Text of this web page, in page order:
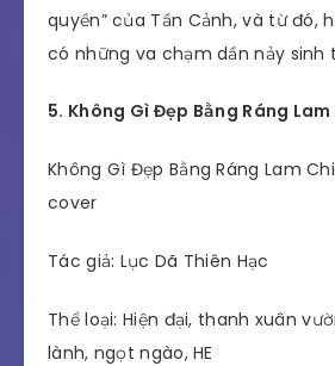
quyền” của Tần Cảnh, và từ đó,
có những va chạm dần nảy sinh
5. Không Gì Đẹp Bằng Ráng Lam
Không Gì Đẹp Bằng Ráng Lam
cover
Tác giả: Lục Dã Thiên Hạc
Thể loại: Hiện đại, thanh xuân
lành, ngọt ngào, HE